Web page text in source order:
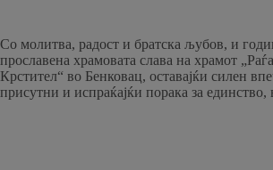
Со молитва, радост и братска љубов, и
прославена храмовата слава на храмот
Крстител“ во Бенковац, оставајќи силен
присутни и испраќајќи порака за единство,